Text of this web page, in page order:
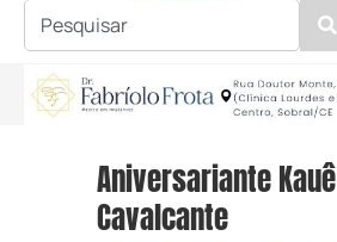
Aniversariante Kauê
Cavalcante